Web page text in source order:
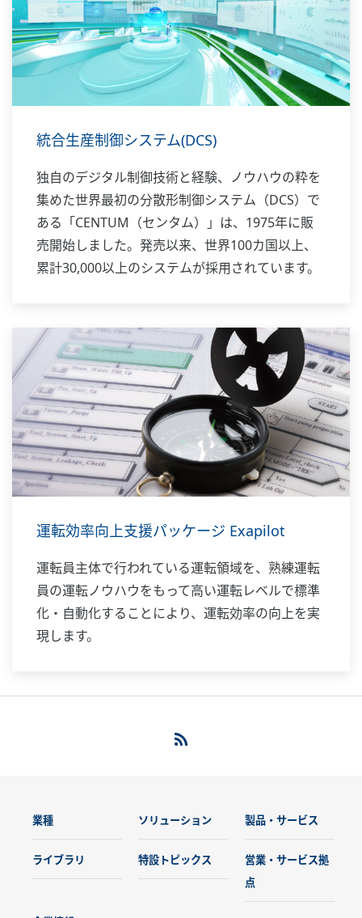
統合生産制御システム(DCS)
独自のデジタル制御技術と経験、ノウハウの粋を
集めた世界最初の分散形制御システム（DCS）で
ある「CENTUM（センタム）」は、1975年に販
売開始しました。発売以来、世界100カ国以上、
累計30,000以上のシステムが採用されています。
運転効率向上支援パッケージ Exapilot
運転員主体で行われている運転領域を、熟練運転
員の運転ノウハウをもって高い運転レベルで標準
化・自動化することにより、運転効率の向上を実
現します。
業種 ソリューション 製品・サービス
ライブラリ 特設トピックス
営業・サービス拠
点